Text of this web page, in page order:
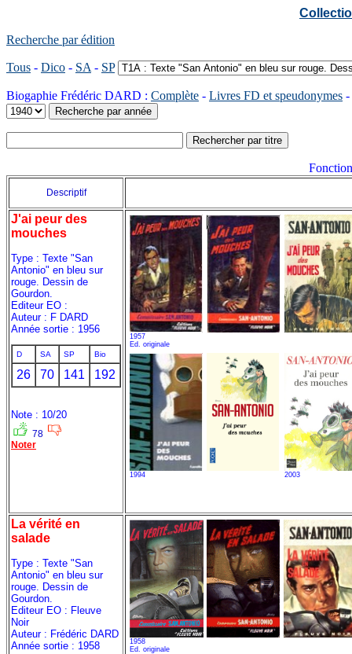
Recherche par édition
Tous - Dico - SA - SP
Biogaphie Frédéric DARD : Complète - Livres FD et speudonymes -
Descriptif
J'ai peur des
mouches
Type : Texte "San
Antonio" en bleu sur
rouge. Dessin de
Gourdon.
Editeur EO :
Auteur : F DARD
Année sortie : 1956
D SA SP Bio
26 70 141 192
Note : 10/20
78
Noter
1957
Ed. originale
1994 2003
La vérité en
salade
Type : Texte "San
Antonio" en bleu sur
rouge. Dessin de
Gourdon.
Editeur EO : Fleuve
Noir
Auteur : Frédéric DARD
Année sortie : 1958
1958
Ed. originale